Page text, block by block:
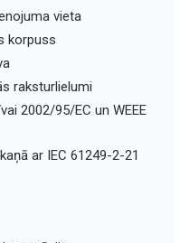
vieta
korpuss
raksturlielumi
2002/95/EC un WEEE
ar IEC 61249-2-21